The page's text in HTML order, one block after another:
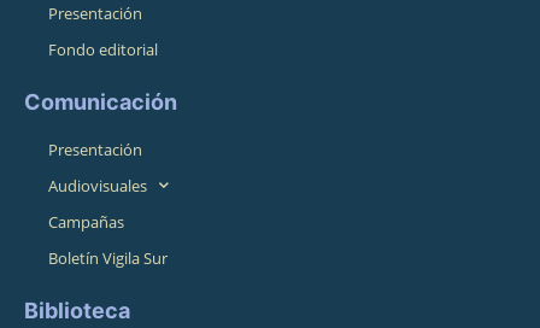
Presentación
Fondo editorial
Comunicación
Presentación
Audiovisuales
Campañas
Boletín Vigila Sur
Biblioteca